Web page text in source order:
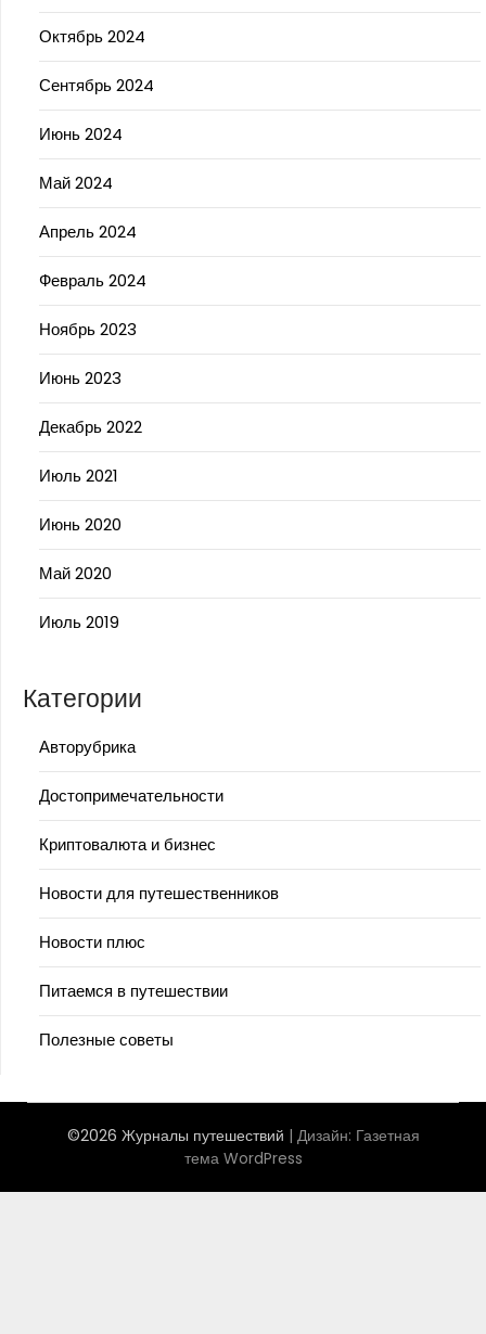
Октябрь 2024
Сентябрь 2024
Июнь 2024
Май 2024
Апрель 2024
Февраль 2024
Ноябрь 2023
Июнь 2023
Декабрь 2022
Июль 2021
Июнь 2020
Май 2020
Июль 2019
Категории
Авторубрика
Достопримечательности
Криптовалюта и бизнес
Новости для путешественников
Новости плюс
Питаемся в путешествии
Полезные советы
©2026 Журналы путешествий | Дизайн: Газетная
тема WordPress